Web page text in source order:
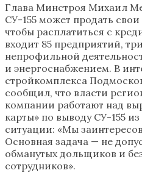
Глава Минстроя Михаил
СУ-155 может продать
чтобы расплатиться с
входит 85 предприятий,
непрофильной
и энергоснабжением. В
стройкомплекса
сообщил, что власти
компании работают над
карты» по выводу СУ-155
ситуации: «Мы
Основная задача — не
обманутых дольщиков и
сотрудников».